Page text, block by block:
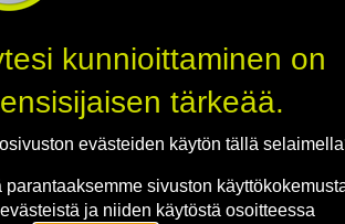
Jaa
kunnioittaminen on
tärkeää.
evästeiden käytön tällä
parantaaksemme sivuston
ja niiden käytöstä osoitteessa